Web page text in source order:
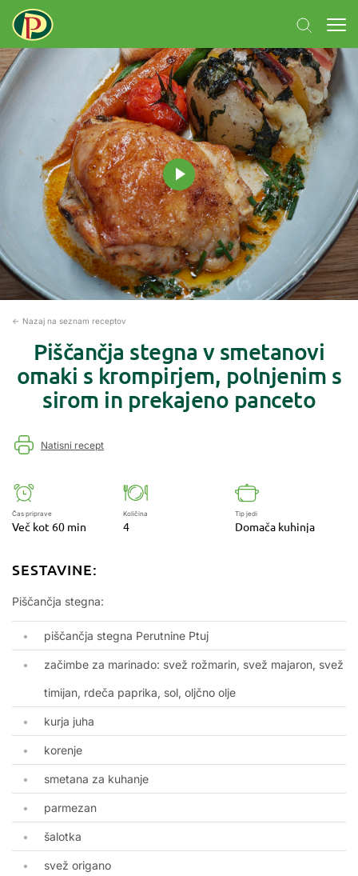
← Nazaj na seznam receptov
Piščančja stegna v smetanovi
omaki s krompirjem, polnjenim s
sirom in prekajeno panceto
Natisni recept
Čas priprave
Več kot 60 min
Količina
4
Tip jedi
Domača kuhinja
SESTAVINE:
Piščančja stegna:
piščančja stegna Perutnine Ptuj
začimbe za marinado: svež rožmarin, svež majaron, svež
timijan, rdeča paprika, sol, oljčno olje
kurja juha
korenje
smetana za kuhanje
parmezan
šalotka
svež origano